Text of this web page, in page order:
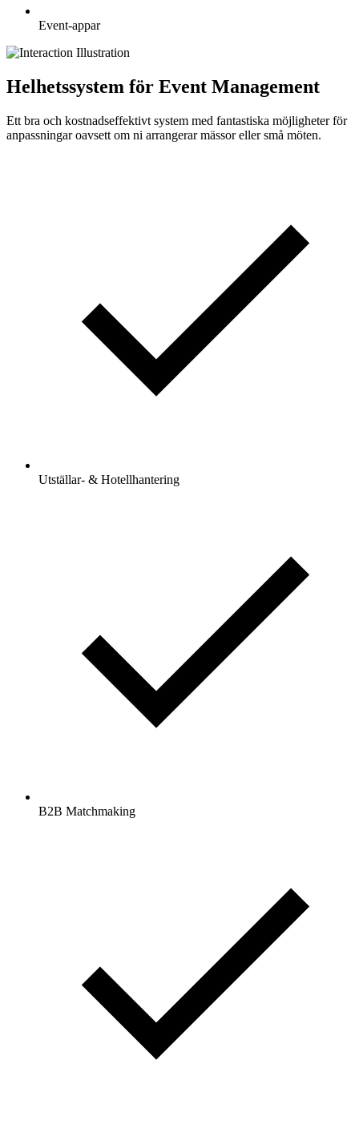
Event-appar
Helhetssystem för Event Management
Ett bra och kostnadseffektivt system med fantastiska möjligheter för
anpassningar oavsett om ni arrangerar mässor eller små möten.
Utställar- & Hotellhantering
B2B Matchmaking